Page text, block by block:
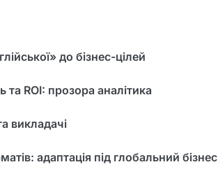
до бізнес-цілей
та ROI: прозора аналітика
викладачі
адаптація під глобальний бізнес